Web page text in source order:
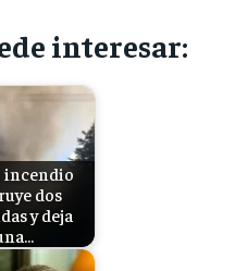
interesar:
incendio
dos
y deja